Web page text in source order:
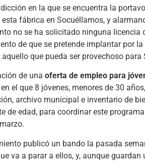
en la que se encuentra la
fábrica en Socuéllamos, y
no se ha solicitado ninguna licencia
de que se pretende implantar por
que pueda ser provechoso para
de una oferta de empleo para
el que 8 jóvenes, menores de 30
archivo municipal e inventario de
de edad, para coordinar este
publicó un bando la pasada
va a parar a ellos, y, aunque guardan